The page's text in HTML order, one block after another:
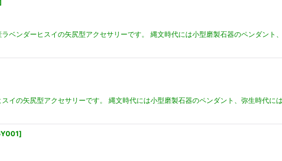
ベンダーヒスイの矢尻型アクセサリーです。 縄文時代には小型磨製石器のペンダント
イの矢尻型アクセサリーです。 縄文時代には小型磨製石器のペンダント、弥生時代に
]